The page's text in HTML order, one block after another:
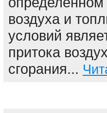
воздуха и
условий
притока
сгорания...